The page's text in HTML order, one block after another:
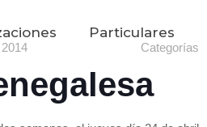
Particulares
Categorías